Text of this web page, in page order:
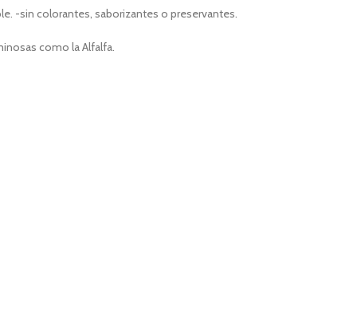
-sin colorantes, saborizantes o preservantes.
como la Alfalfa.